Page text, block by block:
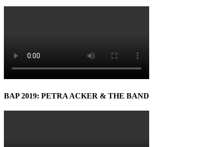
BAP 2019: PETRA ACKER & THE BAND